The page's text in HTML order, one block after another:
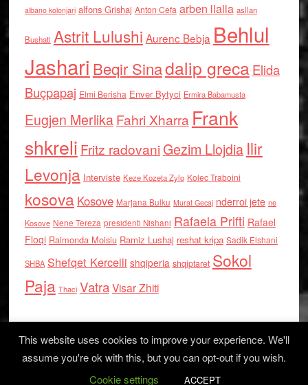
albano kolonjari alfons Grishaj Anton Cefa arben llalla asllan
Bushati Astrit Lulushi Aurenc Bebja Behlul
Jashari Beqir Sinadalip grecaElida
Buçpapaj Elmi Berisha Enver Bytyci Ermira Babamusta
Eugjen MerlikaFahri Xharra Frank
shkreli Fritz radovaniGezim Llojdia Ilir
Levonja Interviste Keze Kozeta Zylo Kolec Traboini
kosova Kosove Marjana Bulku Murat Gecaj nderroi jete ne
Kosove Nene Tereza presidenti Nishani Rafaela Prifti Rafael
Floqi Raimonda Moisiu Ramiz Lushaj reshat kripa Sadik Elshani
SHBA Shefqet Kercelli shqiperia shqiptaret Sokol
Paja Thaci VatraVisar Zhiti
Log in
This website uses cookies to improve your experience. We'll
assume you're ok with this, but you can opt-out if you wish.
Cookie settings
ACCEPT